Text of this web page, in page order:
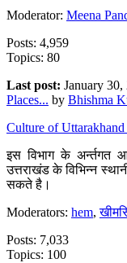
Moderator: Meena
Posts: 4,959
Topics: 80
Last post: January
Places... by Bhishma
Culture of
इस विभाग के अर्न्तगत
उत्तराखंड के विभिन्न
सकते है।
Moderators: hem,
Posts: 7,033
Topics: 100